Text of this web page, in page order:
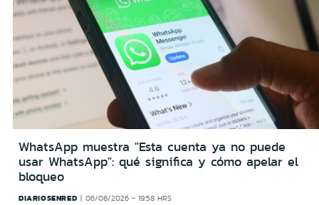
WhatsApp muestra "Esta cuenta ya no puede
usar WhatsApp": qué significa y cómo apelar el
bloqueo
DIARIOSENRED 06/08/2026 - 19:58 HRS